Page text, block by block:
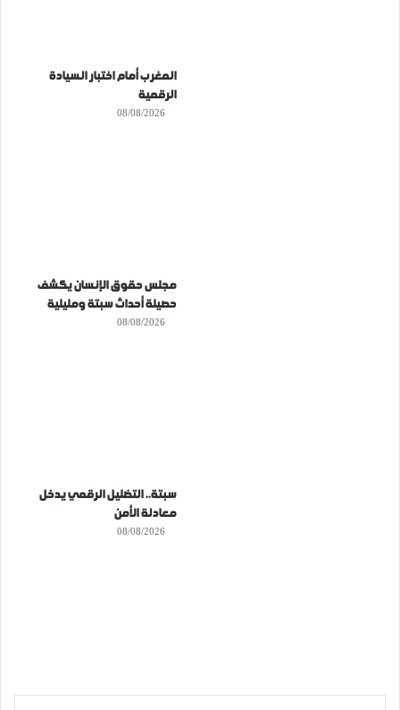
المغرب أمام اختبار السيادة
الرقمية
08/08/2026
مجلس حقوق الإنسان يكشف
حصيلة أحداث سبتة ومليلية
08/08/2026
سبتة.. التضليل الرقمي يدخل
معادلة الأمن
08/08/2026